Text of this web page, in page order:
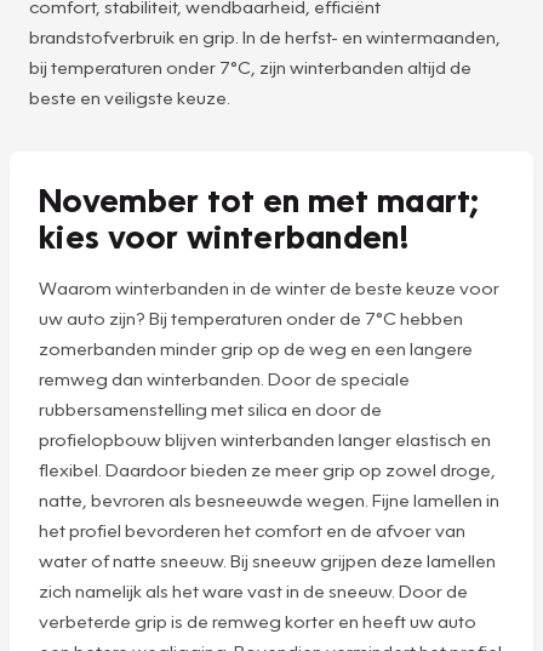
comfort, stabiliteit, wendbaarheid, efficiënt
brandstofverbruik en grip. In de herfst- en wintermaanden,
bij temperaturen onder 7°C, zijn winterbanden altijd de
beste en veiligste keuze.
November tot en met maart;
kies voor winterbanden!
Waarom winterbanden in de winter de beste keuze voor
uw auto zijn? Bij temperaturen onder de 7°C hebben
zomerbanden minder grip op de weg en een langere
remweg dan winterbanden. Door de speciale
rubbersamenstelling met silica en door de
profielopbouw blijven winterbanden langer elastisch en
flexibel. Daardoor bieden ze meer grip op zowel droge,
natte, bevroren als besneeuwde wegen. Fijne lamellen in
het profiel bevorderen het comfort en de afvoer van
water of natte sneeuw. Bij sneeuw grijpen deze lamellen
zich namelijk als het ware vast in de sneeuw. Door de
verbeterde grip is de remweg korter en heeft uw auto